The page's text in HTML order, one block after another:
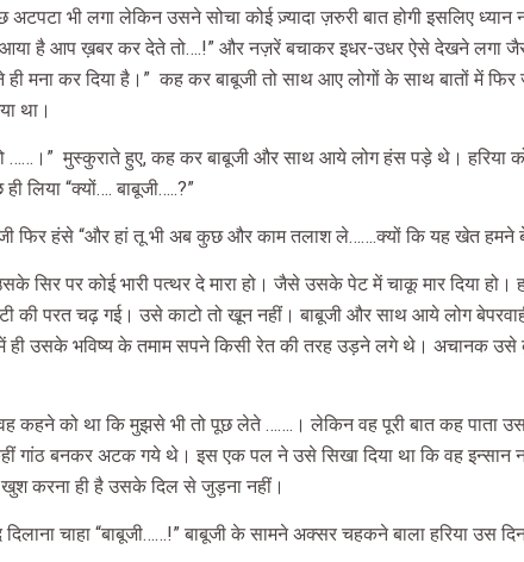
भी लगा लेकिन उसने सोचा कोई ज़्यादा ज़रुरी बात होगी इसलिए
है आप ख़बर कर देते तो….!” और नज़रें बचाकर इधर-उधर ऐसे देखने लगा जैसे
मना कर दिया है।” कह कर बाबूजी तो साथ आए लोगों के साथ बातों में
था।
……।” मुस्कुराते हुए, कह कर बाबूजी और साथ आये लोग हंस पड़े थे। हरिया
लिया “क्यों…. बाबूजी…..?”
फिर हंसे “और हां तू भी अब कुछ और काम तलाश ले…….क्यों कि यह खेत हमने
सिर पर कोई भारी पत्थर दे मारा हो। जैसे उसके पेट में चाकू मार दिया
परत चढ़ गई। उसे काटो तो खून नहीं। बाबूजी और साथ आये लोग
में ही उसके भविष्य के तमाम सपने किसी रेत की तरह उड़ने लगे थे। अचानक
कहने को था कि मुझसे भी तो पूछ लेते …….। लेकिन वह पूरी बात कह पाता
गांठ बनकर अटक गये थे। इस एक पल ने उसे सिखा दिया था कि वह इन्सान
करना ही है उसके दिल से जुड़ना नहीं।
चाहा “बाबूजी……!” बाबूजी के सामने अक्सर चहकने बाला हरिया उस